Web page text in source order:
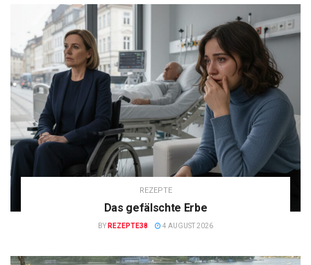
REZEPTE
Das gefälschte Erbe
BY REZEPTE38 4 AUGUST 2026